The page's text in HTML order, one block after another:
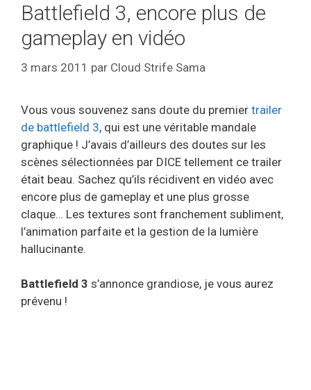
Battlefield 3, encore plus de
gameplay en vidéo
3 mars 2011 par Cloud Strife Sama
Vous vous souvenez sans doute du premier trailer
de battlefield 3, qui est une véritable mandale
graphique ! J’avais d’ailleurs des doutes sur les
scènes sélectionnées par DICE tellement ce trailer
était beau. Sachez qu’ils récidivent en vidéo avec
encore plus de gameplay et une plus grosse
claque… Les textures sont franchement subliment,
l’animation parfaite et la gestion de la lumière
hallucinante.
Battlefield 3 s’annonce grandiose, je vous aurez
prévenu !